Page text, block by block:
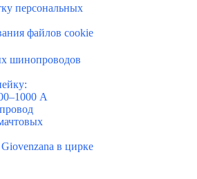
персональных
файлов cookie
шинопроводов
А
в цирке